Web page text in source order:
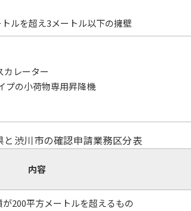
ルを超え3メートル以下の擁壁
カレーター
プの小荷物専用昇降機
と渋川市の確認申請業務区分表
内容
200平方メートルを超えるもの